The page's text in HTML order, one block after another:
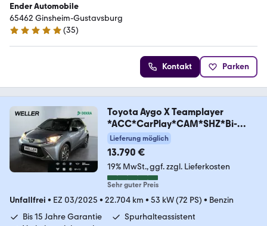
Ender Automobile
65462 ­­­Ginsheim-Gustavsburg
5 Sterne
(35)
Kontakt Parken
Toyota Aygo X Teamplayer
*ACC*CarPlay*CAM*SHZ*Bi-
Tone*
Lieferung möglich
13.790 €
19% MwSt. ggf. zzgl. Lieferkosten
Sehr guter Preis
Unfallfrei • EZ 03/2025 • 22.704 km • 53 kW (72 PS) • Benzin
Bis 15 Jahre Garantie
Spurhalteassistent